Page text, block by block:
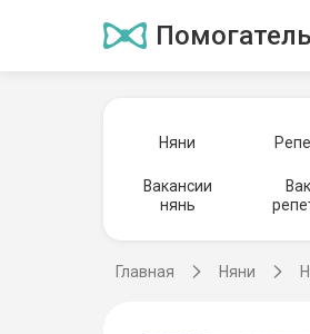
Помогатель
Няни
Вакансии
нянь
Главная Няни